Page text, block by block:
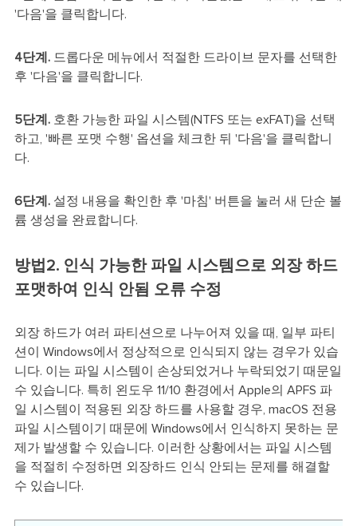
'다음'을 클릭합니다.
4단계.드롭다운 메뉴에서 적절한 드라이브 문자를 선택한
후 '다음'을 클릭합니다.
5단계.호환 가능한 파일 시스템(NTFS 또는 exFAT)을 선택
하고, '빠른 포맷 수행' 옵션을 체크한 뒤 '다음'을 클릭합니
다.
6단계.설정 내용을 확인한 후 '마침' 버튼을 눌러 새 단순 볼
륨 생성을 완료합니다.
방법2. 인식 가능한 파일 시스템으로 외장 하드
포맷하여 인식 안됨 오류 수정
외장 하드가 여러 파티션으로 나누어져 있을 때, 일부 파티
션이 Windows에서 정상적으로 인식되지 않는 경우가 있습
니다. 이는 파일 시스템이 손상되었거나 누락되었기 때문일
수 있습니다. 특히 왼도우 11/10 환경에서 Apple의 APFS 파
일 시스템이 적용된 외장 하드를 사용할 경우, macOS 전용
파일 시스템이기 때문에 Windows에서 인식하지 못하는 문
제가 발생할 수 있습니다. 이러한 상황에서는 파일 시스템
을 적절히 수정하면 외장하드 인식 안되는 문제를 해결할
수 있습니다.